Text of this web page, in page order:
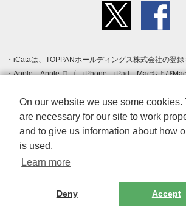
iCataは、TOPPANホールディングス株式会社の登録
Apple、Apple ロゴ、iPhone、iPad、Macおよび
登録された Apple Inc. の商標です。App Store は
クです。
Android、Google Play および Google Play ロゴ は
す。
Windows は Microsoft Inc.の米国およびその他の国
標です。
Adobe、Adobe Reader、Adobe PDF は、Adobe
その他、記載されている会社名、商品名、ロゴは各
On our website we use some cookies.
are necessary for our site to work
and to give us information about how
is used.
Learn more
Deny Accept